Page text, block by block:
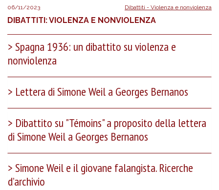
Dibattiti - Violenza e nonviolenza
06/11/2023
DIBATTITI: VIOLENZA E NONVIOLENZA
Spagna 1936: un dibattito su violenza e
nonviolenza
Lettera di Simone Weil a Georges Bernanos
Dibattito su "Témoins" a proposito della lettera
di Simone Weil a Georges Bernanos
Simone Weil e il giovane falangista. Ricerche
d’archivio